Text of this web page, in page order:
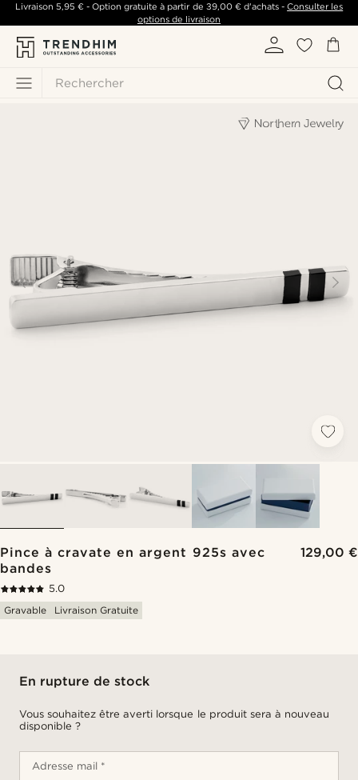
Rechercher
Livraison 5,95 €- Option gratuite à partir de 39,00 €d'achats -Consulter les
options de livraison
Pince à cravate en argent 925s avec
bandes
129,00 €
5.0
Gravable
Livraison Gratuite
En rupture de stock
Vous souhaitez être averti lorsque le produit sera à nouveau
disponible ?
Adresse mail *